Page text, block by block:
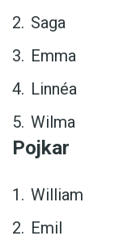
Saga
Emma
Linnéa
Wilma
Pojkar
William
Emil